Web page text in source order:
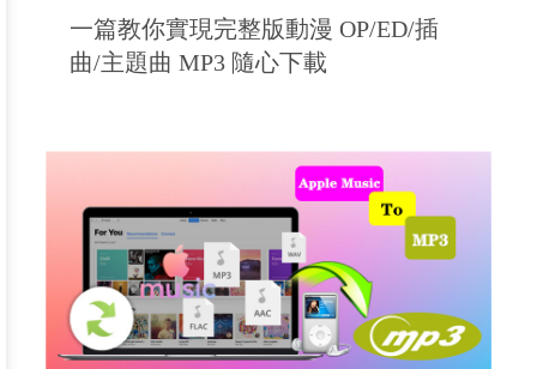
一篇教你實現完整版動漫 OP/ED/插
曲/主題曲 MP3 隨心下載